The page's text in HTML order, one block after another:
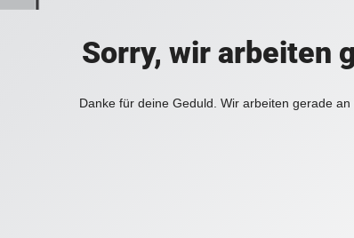
Sorry, wir arbeiten
Danke für deine Geduld. Wir arbeiten gerade